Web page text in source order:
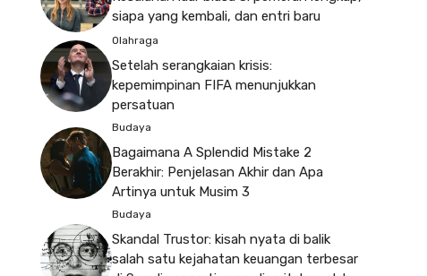
siapa yang kembali, dan entri baru
Olahraga
Setelah serangkaian krisis:
kepemimpinan FIFA menunjukkan
persatuan
Budaya
Bagaimana A Splendid Mistake 2
Berakhir: Penjelasan Akhir dan Apa
Artinya untuk Musim 3
Budaya
Skandal Trustor: kisah nyata di balik
salah satu kejahatan keuangan terbesar